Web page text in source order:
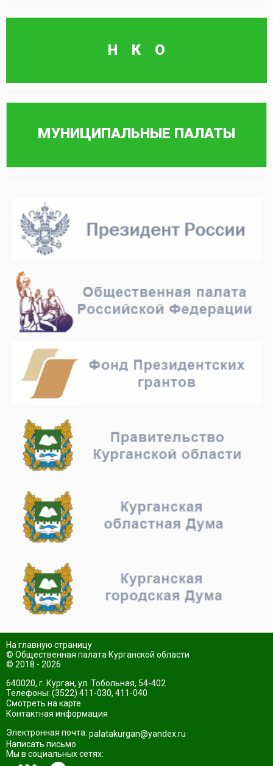
На главную страницу
© Общественная палата Курганской области
© 2018 - 2026
640020, г. Курган, ул. Тобольная, 54-402
Телефоны: (3522) 411-030, 411-040
Смотреть на карте
Контактная информация
Электронная почта: palatakurgan@yandex.ru
Написать письмо
Мы в социальных сетях: